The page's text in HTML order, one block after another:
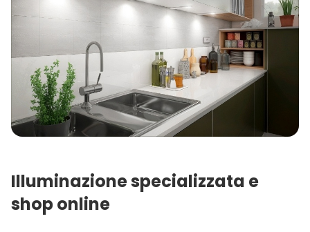
Illuminazione specializzata e
shop online